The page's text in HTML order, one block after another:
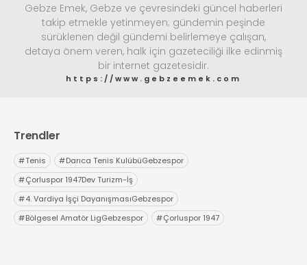
Gebze Emek, Gebze ve çevresindeki güncel haberleri
takip etmekle yetinmeyen; gündemin peşinde
sürüklenen değil gündemi belirlemeye çalışan,
detaya önem veren, halk için gazeteciliği ilke edinmiş
bir internet gazetesidir.
https://www.gebzeemek.com
Trendler
#Tenis #Darıca Tenis KulübüGebzespor
#Çorluspor 1947Dev Turizm-İş
#4. Vardiya İşçi DayanışmasıGebzespor
#Bölgesel Amatör LigGebzespor #Çorluspor 1947